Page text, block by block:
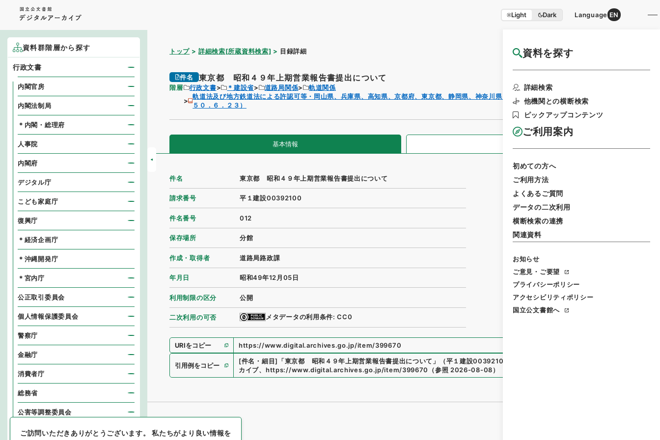
Light Dark Language EN
資料を探す
詳細検索
他機関との横断検索
ピックアップコンテンツ
ご利用案内
初めての方へ
ご利用方法
よくあるご質問
データの二次利用
横断検索の連携
関連資料
お知らせ
ご意見・ご要望
プライバシーポリシー
アクセシビリティポリシー
国立公文書館へ
トップ 詳細検索[所蔵資料検索] 目録詳細 国立公文書館HP利用案内
件名 東京都 昭和４９年上期営業報告書提出について
階層 行政文書 ＊建設省 道路局関係
軌道関係
軌道法及び地方鉄道法による許認可等・岡山県、兵庫県、高知県、京都府、東京都、静岡県、神奈川県・（昭４８．７．１７～昭
５０．６．２３）
基本情報
件名 東京都 昭和４９年上期営業報告書提出について
請求番号 平１建設00392100
件名番号 012
保存場所 分館
作成・取得者 道路局路政課
年月日 昭和49年12月05日
利用制限の区分 公開
二次利用の可否 メタデータの利用条件: CC0
URIをコピー https://www.digital.archives.go.jp/item/399670
引用例をコピー
[件名・細目] 「東京都 昭和４９年上期営業報告書提出について 」 （平１建設00392100-01200
カイブ、 https://www.digital.archives.go.jp/item/399670 （参照 2026-08-08）
資料群階層から探す
行政文書
内閣官房
内閣法制局
＊内閣・総理府
人事院
内閣府
デジタル庁
こども家庭庁
復興庁
＊経済企画庁
＊沖縄開発庁
＊宮内庁
公正取引委員会
個人情報保護委員会
警察庁
金融庁
消費者庁
総務省
公害等調整委員会
消防庁
ご訪問いただきありがとうございます。私たちがより良い情報を